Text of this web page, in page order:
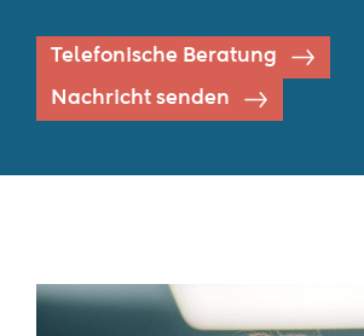
Telefonische Beratung
Nachricht senden